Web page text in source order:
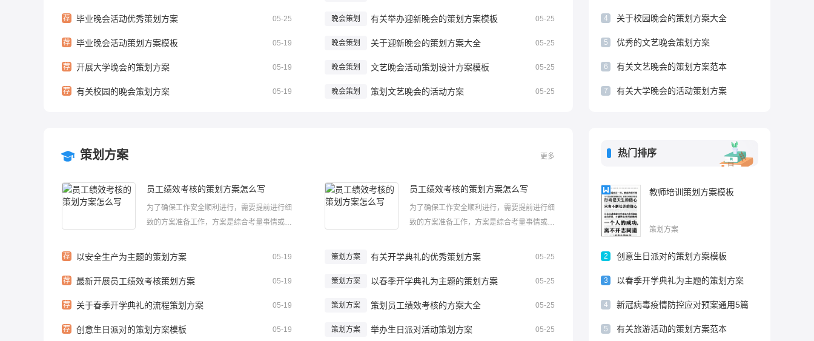
荐 毕业晚会活动优秀策划方案 05-25
荐 毕业晚会活动策划方案模板 05-19
荐 开展大学晚会的策划方案 05-19
荐 有关校园的晚会策划方案 05-19
晚会策划 有关举办迎新晚会的策划方案模板 05-25
晚会策划 关于迎新晚会的策划方案大全 05-25
晚会策划 文艺晚会活动策划设计方案模板 05-25
晚会策划 策划文艺晚会的活动方案 05-25
4 关于校园晚会的策划方案大全
5 优秀的文艺晚会策划方案
6 有关文艺晚会的策划方案范本
7 有关大学晚会的活动策划方案
策划方案 更多
员工绩效考核的策划方案怎么写
为了确保工作安全顺利进行，需要提前进行细
致的方案准备工作，方案是综合考量事情或问
么制定方案呢?下面小编给大家整理了员工绩效
核的策划方案怎么写1一、 考核目的：规...
荐 以安全生产为主题的策划方案 05-19
荐 最新开展员工绩效考核策划方案 05-19
荐 关于春季开学典礼的流程策划方案 05-19
荐 创意生日派对的策划方案模板 05-19
员工绩效考核的策划方案怎么写
为了确保工作安全顺利进行，需要提前进行细
致的方案准备工作，方案是综合考量事情或问
么制定方案呢?下面小编给大家整理了员工绩效
核的策划方案怎么写1一、 考核目的：规...
策划方案 有关开学典礼的优秀策划方案 05-25
策划方案 以春季开学典礼为主题的策划方案 05-25
策划方案 策划员工绩效考核的方案大全 05-25
策划方案 举办生日派对活动策划方案 05-25
热门排序
教师培训策划方案模板
策划方案
2 创意生日派对的策划方案模板
3 以春季开学典礼为主题的策划方案
4 新冠病毒疫情防控应对预案通用5篇
5 有关旅游活动的策划方案范本